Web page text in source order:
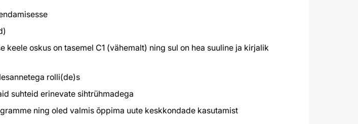
oskus on tasemel C1 (vähemalt) ning sul on hea suuline ja kirjalik
rolli(de)s
suhteid erinevate sihtrühmadega
ning oled valmis õppima uute keskkondade kasutamist